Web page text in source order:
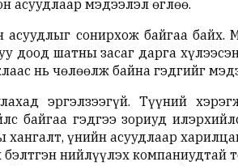
асуудлаар мэдээлэл өглөө.
сонирхож байгаа байх.
доод шатны засаг дарга
нь чөлөөлж байна гэдгийг
эргэлзээгүй. Түүний
байгаа гэдгээ зориуд
үнийн асуудлаар
нийлүүлэх компаниудтай